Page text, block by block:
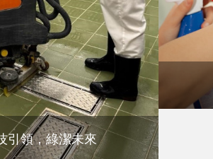
引領，綠潔未來